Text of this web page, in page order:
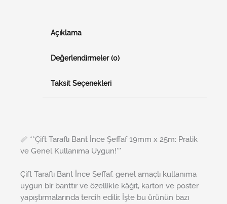
Açıklama
Değerlendirmeler (0)
Taksit Seçenekleri
📏 **Çift Taraflı Bant İnce Şeffaf 19mm x 25m: Pratik
ve Genel Kullanıma Uygun!**
Çift Taraflı Bant İnce Şeffaf, genel amaçlı kullanıma
uygun bir banttır ve özellikle kâğıt, karton ve poster
yapıştırmalarında tercih edilir. İşte bu ürünün bazı